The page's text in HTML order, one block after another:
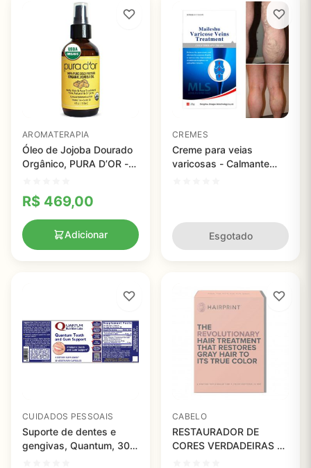
AROMATERAPIA
Óleo de Jojoba Dourado
Orgânico, PURA D’OR -
R$ 469,00
Adicionar
CREMES
Creme para veias
varicosas - Calmante
Esgotado
CUIDADOS PESSOAIS
Suporte de dentes e
gengivas, Quantum, 30
CABELO
RESTAURADOR DE
CORES VERDADEIRAS do